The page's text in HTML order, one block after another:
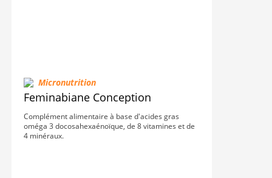
Micronutrition
Feminabiane Conception
Complément alimentaire à base d'acides gras
oméga 3 docosahexaénoïque, de 8 vitamines et de
4 minéraux.